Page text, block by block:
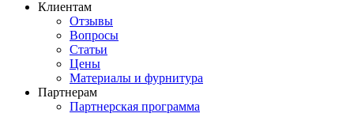
Клиентам
Отзывы
Вопросы
Статьи
Цены
Материалы и фурнитура
Партнерам
Партнерская программа